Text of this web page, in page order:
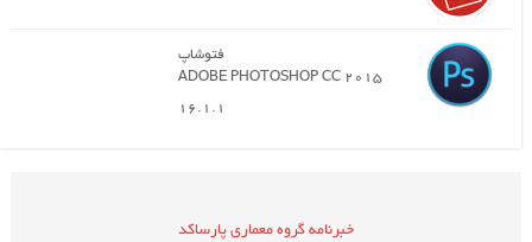
فتوشاپ
ADOBE PHOTOSHOP CC 2015
16.1.1
خبرنامه گروه معماری پارساکد